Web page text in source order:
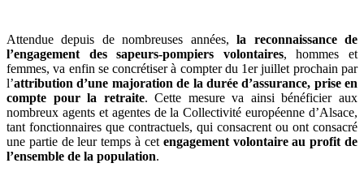
Attendue depuis de nombreuses années,la reconnaissance de
l’engagement des sapeurs-pompiers volontaires, hommes et
femmes, va enfin se concrétiser à compter du 1er juillet prochain par
l’attribution d’une majoration de la durée d’assurance, prise en
compte pour la retraite. Cette mesure va ainsi bénéficier aux
nombreux agents et agentes de la Collectivité européenne d’Alsace,
tant fonctionnaires que contractuels, qui consacrent ou ont consacré
une partie de leur temps à cet engagement volontaire au profit de
l’ensemble de la population.